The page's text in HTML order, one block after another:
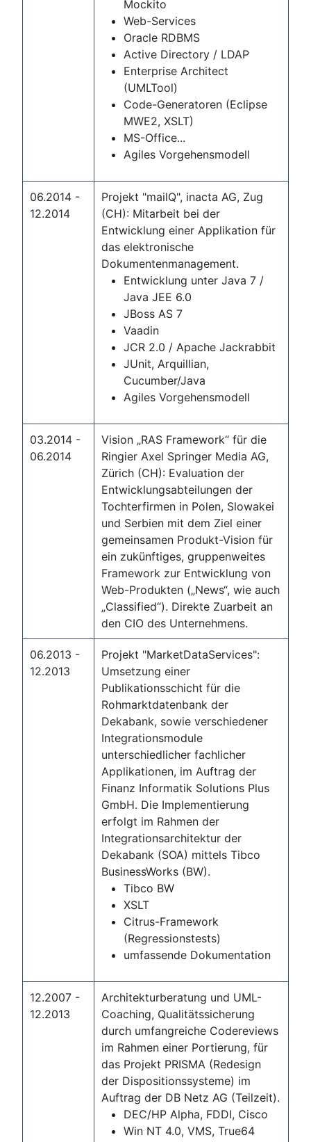
Mockito
Web-Services
Oracle RDBMS
Active Directory / LDAP
Enterprise Architect
(UMLTool)
Code-Generatoren (Eclipse
MWE2, XSLT)
MS-Office...
Agiles Vorgehensmodell
06.2014 -
12.2014
Projekt "mailQ", inacta AG, Zug
(CH): Mitarbeit bei der
Entwicklung einer Applikation für
das elektronische
Dokumentenmanagement.
Entwicklung unter Java 7 /
Java JEE 6.0
JBoss AS 7
Vaadin
JCR 2.0 / Apache Jackrabbit
JUnit, Arquillian,
Cucumber/Java
Agiles Vorgehensmodell
03.2014 -
06.2014
Vision „RAS Framework“ für die
Ringier Axel Springer Media AG,
Zürich (CH): Evaluation der
Entwicklungsabteilungen der
Tochterfirmen in Polen, Slowakei
und Serbien mit dem Ziel einer
gemeinsamen Produkt-Vision für
ein zukünftiges, gruppenweites
Framework zur Entwicklung von
Web-Produkten („News“, wie auch
„Classified“). Direkte Zuarbeit an
den CIO des Unternehmens.
06.2013 -
12.2013
Projekt "MarketDataServices":
Umsetzung einer
Publikationsschicht für die
Rohmarktdatenbank der
Dekabank, sowie verschiedener
Integrationsmodule
unterschiedlicher fachlicher
Applikationen, im Auftrag der
Finanz Informatik Solutions Plus
GmbH. Die Implementierung
erfolgt im Rahmen der
Integrationsarchitektur der
Dekabank (SOA) mittels Tibco
BusinessWorks (BW).
Tibco BW
XSLT
Citrus-Framework
(Regressionstests)
umfassende Dokumentation
12.2007 -
12.2013
Architekturberatung und UML-
Coaching, Qualitätssicherung
durch umfangreiche Codereviews
im Rahmen einer Portierung, für
das Projekt PRISMA (Redesign
der Dispositionssysteme) im
Auftrag der DB Netz AG (Teilzeit).
DEC/HP Alpha, FDDI, Cisco
Win NT 4.0, VMS, True64